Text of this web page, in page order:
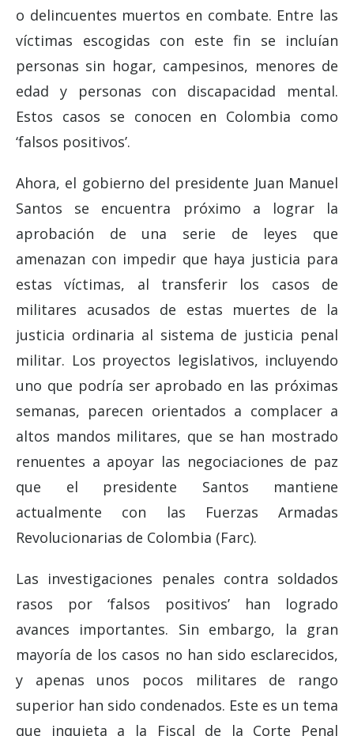
o delincuentes muertos en combate. Entre las
víctimas escogidas con este fin se incluían
personas sin hogar, campesinos, menores de
edad y personas con discapacidad mental.
Estos casos se conocen en Colombia como
‘falsos positivos’.
Ahora, el gobierno del presidente Juan Manuel
Santos se encuentra próximo a lograr la
aprobación de una serie de leyes que
amenazan con impedir que haya justicia para
estas víctimas, al transferir los casos de
militares acusados de estas muertes de la
justicia ordinaria al sistema de justicia penal
militar. Los proyectos legislativos, incluyendo
uno que podría ser aprobado en las próximas
semanas, parecen orientados a complacer a
altos mandos militares, que se han mostrado
renuentes a apoyar las negociaciones de paz
que el presidente Santos mantiene
actualmente con las Fuerzas Armadas
Revolucionarias de Colombia (Farc).
Las investigaciones penales contra soldados
rasos por ‘falsos positivos’ han logrado
avances importantes. Sin embargo, la gran
mayoría de los casos no han sido esclarecidos,
y apenas unos pocos militares de rango
superior han sido condenados. Este es un tema
que inquieta a la Fiscal de la Corte Penal